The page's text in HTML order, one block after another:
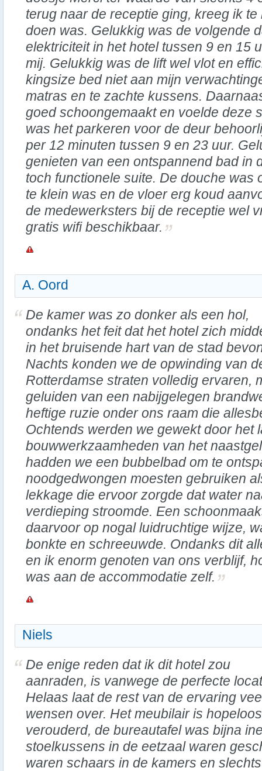
terug naar de receptie ging, kreeg ik
doen was. Gelukkig was de volgende
elektriciteit in het hotel tussen 9 en 15
mij. Gelukkig was de lift wel vlot en
kingsize bed niet aan mijn
matras en te zachte kussens.
goed schoongemaakt en voelde deze
was het parkeren voor de deur
per 12 minuten tussen 9 en 23 uur.
genieten van een ontspannend bad in
toch functionele suite. De douche was
te klein was en de vloer erg koud
de medewerksters bij de receptie wel
gratis wifi beschikbaar.
A. Oord
De kamer was zo donker als een hol,
ondanks het feit dat het hotel zich
in het bruisende hart van de stad
Nachts konden we de opwinding van
Rotterdamse straten volledig ervaren,
geluiden van een nabijgelegen
heftige ruzie onder ons raam die
Ochtends werden we gewekt door het
bouwwerkzaamheden van het
hadden we een bubbelbad om te
noodgedwongen moesten gebruiken
lekkage die ervoor zorgde dat water
verdieping stroomde. Een
daarvoor op nogal luidruchtige wijze,
bonkte en schreeuwde. Ondanks dit
en ik enorm genoten van ons verblijf,
was aan de accommodatie zelf.
Niels
De enige reden dat ik dit hotel zou
aanraden, is vanwege de perfecte
Helaas laat de rest van de ervaring
wensen over. Het meubilair is hopeloos
verouderd, de bureautafel was bijna
stoelkussens in de eetzaal waren
waren schaars in de kamers en